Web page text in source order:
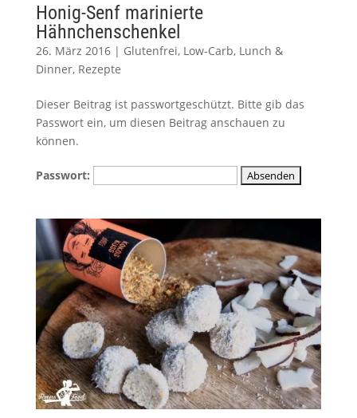
Honig-Senf marinierte
Hähnchenschenkel
26. März 2016| Glutenfrei, Low-Carb, Lunch &
Dinner, Rezepte
Dieser Beitrag ist passwortgeschützt. Bitte gib das
Passwort ein, um diesen Beitrag anschauen zu
können.
Passwort: